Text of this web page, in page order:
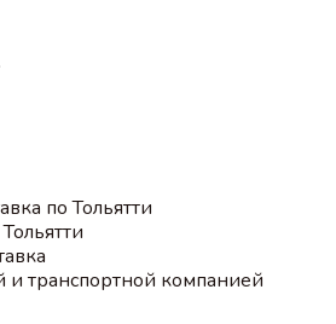
по Тольятти
и транспортной компанией